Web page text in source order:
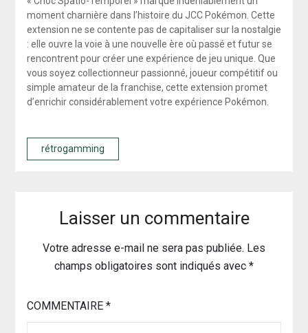
moment charnière dans l’histoire du JCC Pokémon. Cette
extension ne se contente pas de capitaliser sur la nostalgie
: elle ouvre la voie à une nouvelle ère où passé et futur se
rencontrent pour créer une expérience de jeu unique. Que
vous soyez collectionneur passionné, joueur compétitif ou
simple amateur de la franchise, cette extension promet
d’enrichir considérablement votre expérience Pokémon.
rétrogamming
Laisser un commentaire
Votre adresse e-mail ne sera pas publiée. Les
champs obligatoires sont indiqués avec *
COMMENTAIRE *